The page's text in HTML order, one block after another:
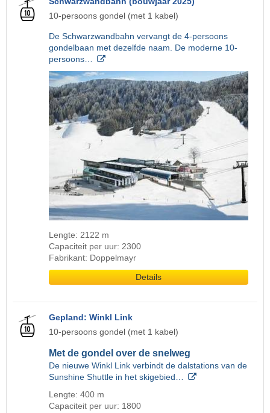
10-persoons gondel (met 1 kabel)
De Schwarzwandbahn vervangt de 4-persoons
gondelbaan met dezelfde naam. De moderne 10-
persoons…
Lengte: 2122 m
Capaciteit per uur: 2300
Fabrikant: Doppelmayr
Details
Gepland: Winkl Link
10-persoons gondel (met 1 kabel)
Met de gondel over de snelweg
De nieuwe Winkl Link verbindt de dalstations van de
Sunshine Shuttle in het skigebied…
Lengte: 400 m
Capaciteit per uur: 1800